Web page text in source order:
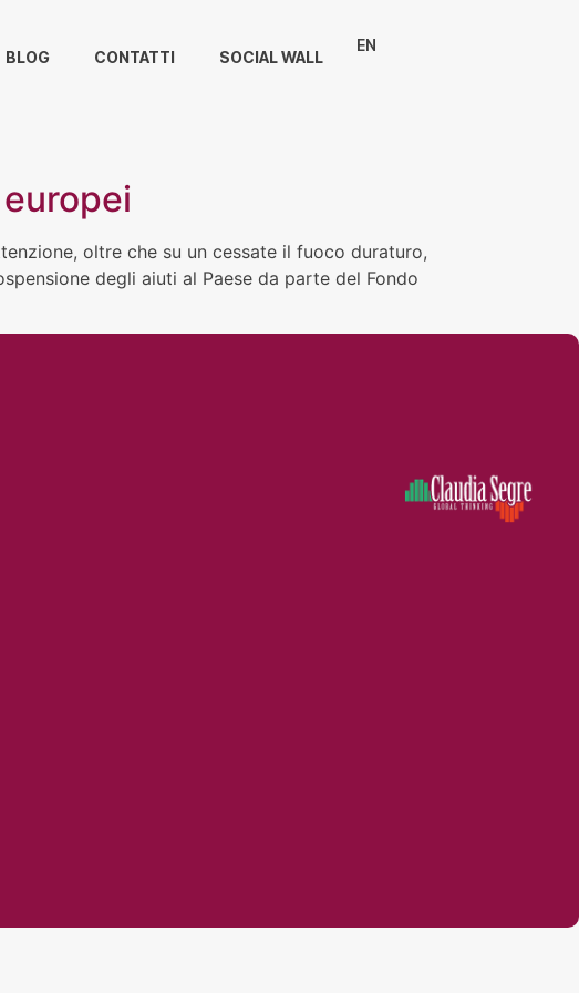
BLOG CONTATTI SOCIAL WALL
EN
oltre che su un cessate il fuoco duraturo,
degli aiuti al Paese da parte del Fondo